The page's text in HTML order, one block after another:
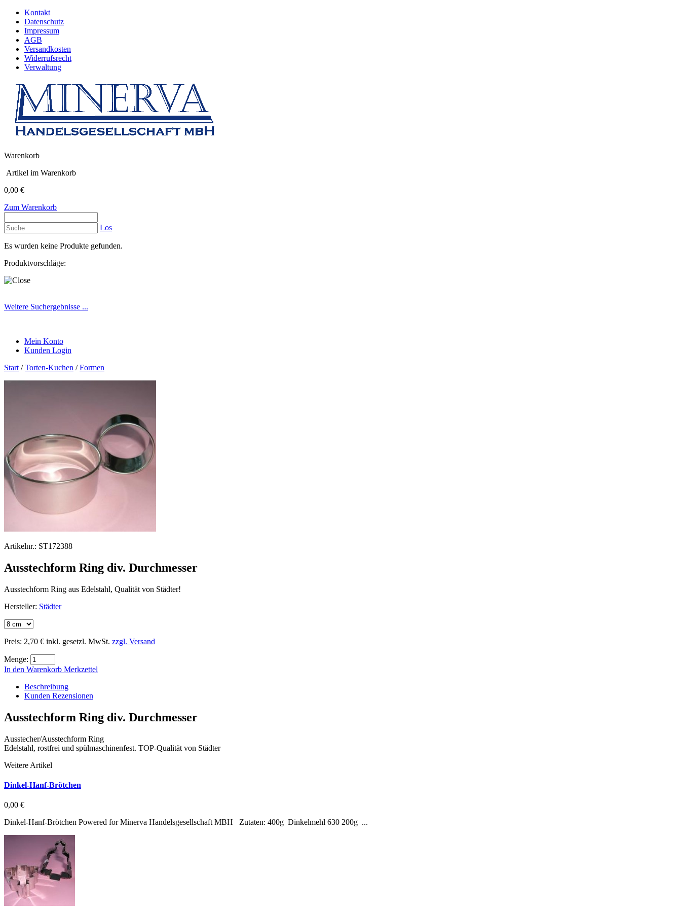
Kontakt
Datenschutz
Impressum
AGB
Versandkosten
Widerrufsrecht
Verwaltung
Warenkorb
Artikel im Warenkorb
0,00 €
Zum Warenkorb
Los
Es wurden keine Produkte gefunden.
Produktvorschläge:
Weitere Suchergebnisse ...
Mein Konto
Kunden Login
Start /Torten-Kuchen /Formen
Artikelnr.: ST172388
Ausstechform Ring div. Durchmesser
Ausstechform Ring aus Edelstahl, Qualität von Städter!
Hersteller: Städter
Preis: 2,70 € inkl. gesetzl. MwSt. zzgl. Versand
Menge:
In den Warenkorb Merkzettel
Beschreibung
Kunden Rezensionen
Ausstechform Ring div. Durchmesser
Ausstecher/Ausstechform Ring
Edelstahl, rostfrei und spülmaschinenfest. TOP-Qualität von Städter
Weitere Artikel
Dinkel-Hanf-Brötchen
0,00 €
Dinkel-Hanf-Brötchen Powered for Minerva Handelsgesellschaft MBH Zutaten: 400g Dinkelmehl 630 200g ...